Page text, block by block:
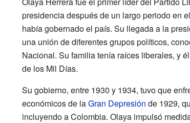
presidencia después de un largo periodo en
había gobernado el país. Su llegada a la
una unión de diferentes grupos políticos,
Nacional. Su familia tenía raíces liberales, y
de los Mil Días.
Su gobierno, entre 1930 y 1934, tuvo que
económicos de laGran Depresión de 1929,
incluyendo a Colombia. Olaya impulsó